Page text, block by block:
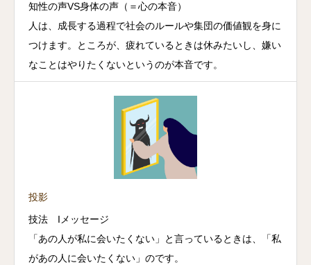
知性の声VS身体の声（＝心の本音）
人は、成長する過程で社会のルールや集団の価値観を身に
つけます。ところが、疲れているときは休みたいし、嫌い
なことはやりたくないというのが本音です。
投影
技法 Iメッセージ
「あの人が私に会いたくない」と言っているときは、「私
があの人に会いたくない」のです。